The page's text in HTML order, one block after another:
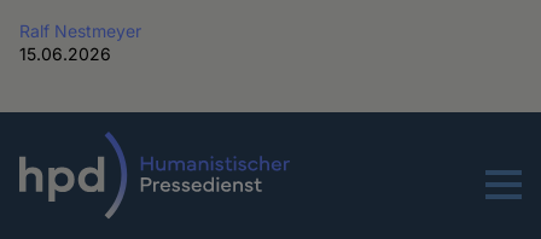
Ralf Nestmeyer
15.06.2026
Menu